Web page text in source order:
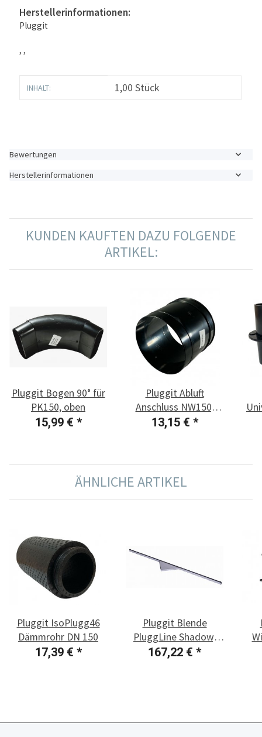
Herstellerinformationen:
Pluggit
, ,
Produkteigenschaft
Wert
INHALT: 1,00 Stück
Bewertungen
Herstellerinformationen
KUNDEN KAUFTEN DAZU FOLGENDE
ARTIKEL:
Pluggit Bogen 90° für
PK150, oben
15,99 € *
Pluggit Abluft
Anschluss NW150,
Länge 135 mm
13,15 € *
ÄHNLICHE ARTIKEL
Pluggit IsoPlugg46
Dämmrohr DN 150
17,39 € *
Pluggit Blende
PluggLine Shadow,
Edelstahl
167,22 € *